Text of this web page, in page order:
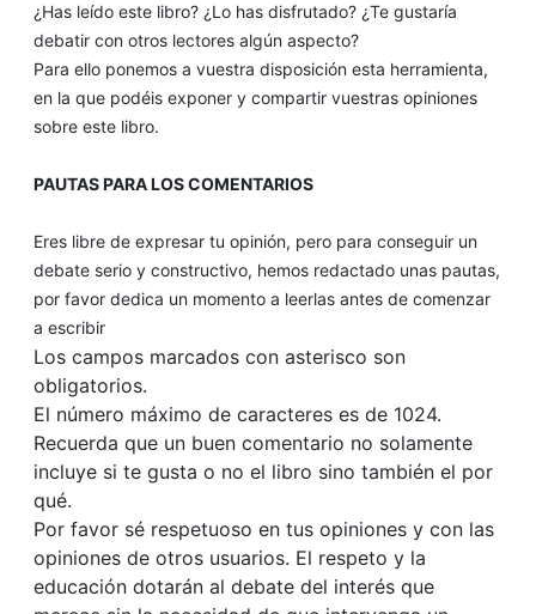
¿Has leído este libro? ¿Lo has disfrutado? ¿Te gustaría
debatir con otros lectores algún aspecto?
Para ello ponemos a vuestra disposición esta herramienta,
en la que podéis exponer y compartir vuestras opiniones
sobre este libro.
PAUTAS PARA LOS COMENTARIOS
Eres libre de expresar tu opinión, pero para conseguir un
debate serio y constructivo, hemos redactado unas pautas,
por favor dedica un momento a leerlas antes de comenzar
a escribir
Los campos marcados con asterisco son
obligatorios.
El número máximo de caracteres es de 1024.
Recuerda que un buen comentario no solamente
incluye si te gusta o no el libro sino también el por
qué.
Por favor sé respetuoso en tus opiniones y con las
opiniones de otros usuarios. El respeto y la
educación dotarán al debate del interés que